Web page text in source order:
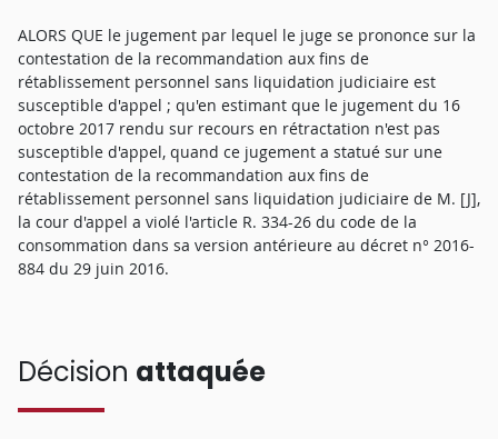
ALORS QUE le jugement par lequel le juge se prononce sur la
contestation de la recommandation aux fins de
rétablissement personnel sans liquidation judiciaire est
susceptible d'appel ; qu'en estimant que le jugement du 16
octobre 2017 rendu sur recours en rétractation n'est pas
susceptible d'appel, quand ce jugement a statué sur une
contestation de la recommandation aux fins de
rétablissement personnel sans liquidation judiciaire de M. [J],
la cour d'appel a violé l'article R. 334-26 du code de la
consommation dans sa version antérieure au décret n° 2016-
884 du 29 juin 2016.
Décision attaquée